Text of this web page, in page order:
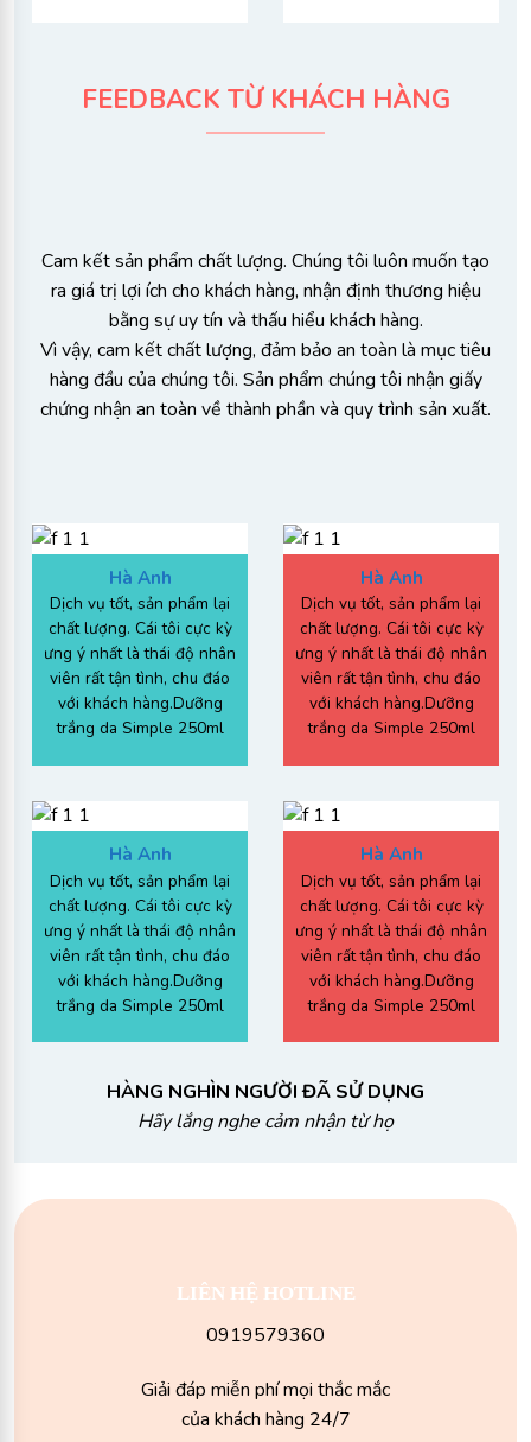
FEEDBACK TỪ KHÁCH HÀNG​
Cam kết sản phẩm chất lượng. Chúng tôi luôn muốn tạo
ra giá trị lợi ích cho khách hàng, nhận định thương hiệu
bằng sự uy tín và thấu hiểu khách hàng.
Vì vậy, cam kết chất lượng, đảm bảo an toàn là mục tiêu
hàng đầu của chúng tôi. Sản phẩm chúng tôi nhận giấy
chứng nhận an toàn về thành phần và quy trình sản xuất.
Hà Anh​
Dịch vụ tốt, sản phẩm lại
chất lượng. Cái tôi cực kỳ
ưng ý nhất là thái độ nhân
viên rất tận tình, chu đáo
với khách hàng.Dưỡng
trắng da Simple 250ml
Hà Anh​
Dịch vụ tốt, sản phẩm lại
chất lượng. Cái tôi cực kỳ
ưng ý nhất là thái độ nhân
viên rất tận tình, chu đáo
với khách hàng.Dưỡng
trắng da Simple 250ml
Hà Anh​
Dịch vụ tốt, sản phẩm lại
chất lượng. Cái tôi cực kỳ
ưng ý nhất là thái độ nhân
viên rất tận tình, chu đáo
với khách hàng.Dưỡng
trắng da Simple 250ml
Hà Anh​
Dịch vụ tốt, sản phẩm lại
chất lượng. Cái tôi cực kỳ
ưng ý nhất là thái độ nhân
viên rất tận tình, chu đáo
với khách hàng.Dưỡng
trắng da Simple 250ml
HÀNG NGHÌN NGƯỜI ĐÃ SỬ DỤNG
Hãy lắng nghe cảm nhận từ họ
LIÊN HỆ HOTLINE
0919579360
Giải đáp miễn phí mọi thắc mắc
của khách hàng 24/7